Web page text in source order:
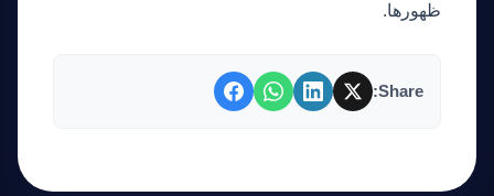
ظهورها.
Share: